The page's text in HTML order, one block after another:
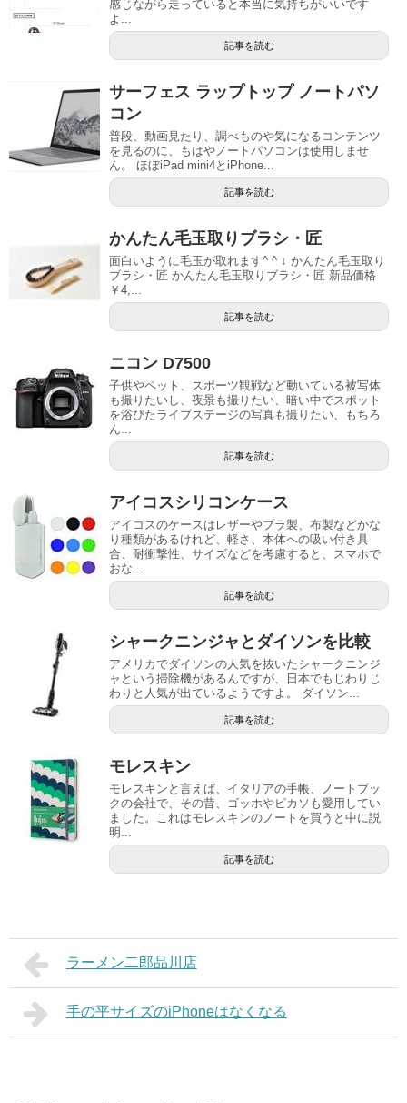
感じながら走っていると本当に気持ちがいいです
よ...
記事を読む
サーフェス ラップトップ ノートパソ
コン
普段、動画見たり、調べものや気になるコンテンツ
を見るのに、もはやノートパソコンは使用しませ
ん。 ほぼiPad mini4とiPhone...
記事を読む
かんたん毛玉取りブラシ・匠
面白いように毛玉が取れます^ ^ ↓ かんたん毛玉取り
ブラシ・匠 かんたん毛玉取りブラシ・匠 新品価格
￥4,...
記事を読む
ニコン D7500
子供やペット、スポーツ観戦など動いている被写体
も撮りたいし、夜景も撮りたい、暗い中でスポット
を浴びたライブステージの写真も撮りたい、もちろ
ん...
記事を読む
アイコスシリコンケース
アイコスのケースはレザーやプラ製、布製などかな
り種類があるけれど、軽さ、本体への吸い付き具
合、耐衝撃性、サイズなどを考慮すると、スマホで
おな...
記事を読む
シャークニンジャとダイソンを比較
アメリカでダイソンの人気を抜いたシャークニンジ
ャという掃除機があるんですが、日本でもじわりじ
わりと人気が出ているようですよ。 ダイソン...
記事を読む
モレスキン
モレスキンと言えば、イタリアの手帳、ノートブッ
クの会社で、その昔、ゴッホやピカソも愛用してい
ました。これはモレスキンのノートを買うと中に説
明...
記事を読む
ラーメン二郎品川店
手の平サイズのiPhoneはなくなる